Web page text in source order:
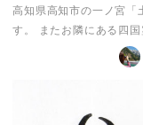
高知県高知市の一ノ宮「
す。 またお隣にある四